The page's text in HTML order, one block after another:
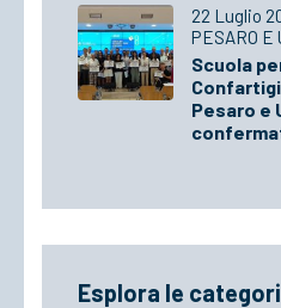
22 Luglio
PESARO E
Scuola
Pesaro e
Esplora le